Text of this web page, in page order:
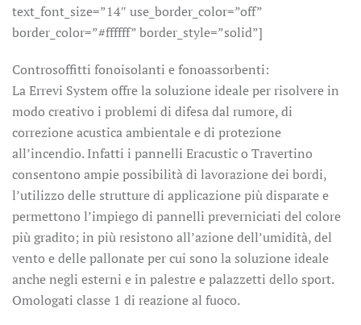
text_font_size=”14″ use_border_color=”off”
border_color=”#ffffff” border_style=”solid”]
Controsoffitti fonoisolanti e fonoassorbenti:
La Errevi System offre la soluzione ideale per risolvere in
modo creativo i problemi di difesa dal rumore, di
correzione acustica ambientale e di protezione
all’incendio. Infatti i pannelli Eracustic o Travertino
consentono ampie possibilità di lavorazione dei bordi,
l’utilizzo delle strutture di applicazione più disparate e
permettono l’impiego di pannelli preverniciati del colore
più gradito; in più resistono all’azione dell’umidità, del
vento e delle pallonate per cui sono la soluzione ideale
anche negli esterni e in palestre e palazzetti dello sport.
Omologati classe 1 di reazione al fuoco.